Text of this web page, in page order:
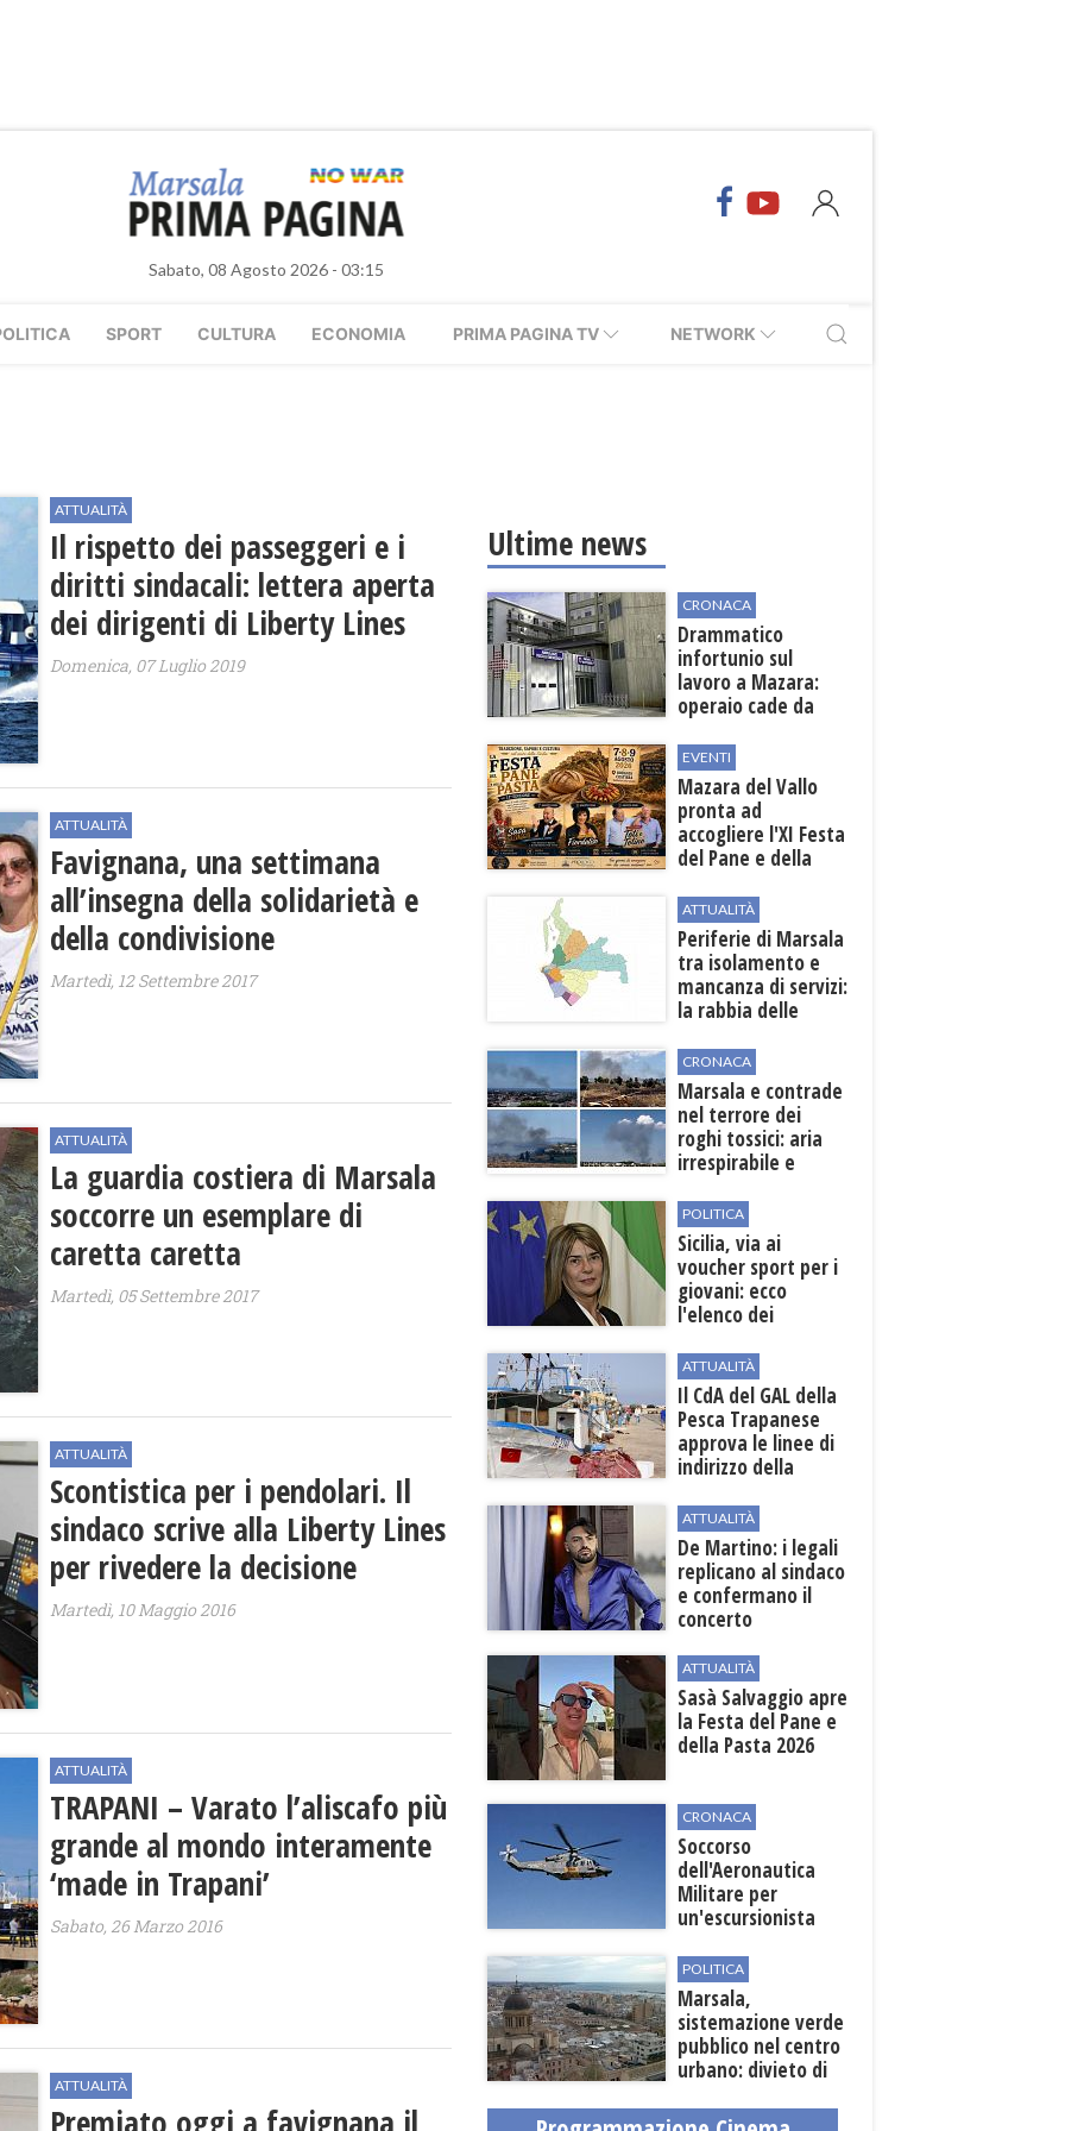
Sabato, 08 Agosto 2026 - 03:15
SPORT CULTURA ECONOMIA PRIMA PAGINA TV NETWORK
ATTUALITÀ
Il rispetto dei passeggeri e i
diritti sindacali: lettera aperta
dei dirigenti di Liberty Lines
Domenica, 07 Luglio 2019
ATTUALITÀ
Favignana, una settimana
all’insegna della solidarietà e
della condivisione
Martedì, 12 Settembre 2017
ATTUALITÀ
La guardia costiera di Marsala
soccorre un esemplare di
caretta caretta
Martedì, 05 Settembre 2017
ATTUALITÀ
Scontistica per i pendolari. Il
sindaco scrive alla Liberty Lines
per rivedere la decisione
Martedì, 10 Maggio 2016
ATTUALITÀ
TRAPANI – Varato l’aliscafo più
grande al mondo interamente
‘made in Trapani’
Sabato, 26 Marzo 2016
ATTUALITÀ
Premiato oggi a favignana il
Ultime news
CRONACA
Drammatico
infortunio sul
lavoro a Mazara:
operaio cade da
cantina vinicola
EVENTI
Mazara del Vallo
pronta ad
accogliere l'XI Festa
del Pane e della
ATTUALITÀ
Periferie di Marsala
tra isolamento e
mancanza di servizi:
la rabbia delle
CRONACA
Marsala e contrade
nel terrore dei
roghi tossici: aria
irrespirabile e
POLITICA
Sicilia, via ai
voucher sport per i
giovani: ecco
l'elenco dei
ATTUALITÀ
Il CdA del GAL della
Pesca Trapanese
approva le linee di
indirizzo della
territoriale di
sviluppo
ATTUALITÀ
De Martino: i legali
replicano al sindaco
e confermano il
concerto
ATTUALITÀ
Sasà Salvaggio apre
la Festa del Pane e
della Pasta 2026
CRONACA
Soccorso
dell'Aeronautica
Militare per
un'escursionista
dello Zingaro
POLITICA
Marsala,
sistemazione verde
pubblico nel centro
urbano: divieto di
interessate